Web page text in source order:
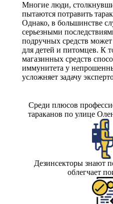
Многие люди,
пытаются потравить
Однако, в большинстве
серьезными
подручных средств может
для детей и питомцев. К
магазинных средств
иммунитета у
усложняет задачу
Среди плюсов
тараканов по улице
Дезинсекторы знают
облегчает